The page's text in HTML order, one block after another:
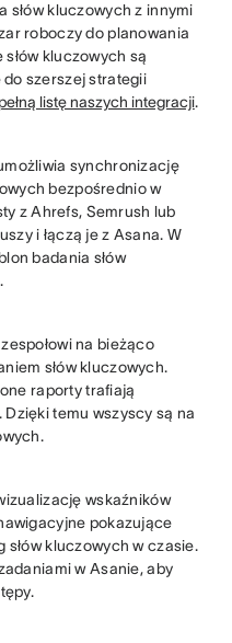
słów kluczowych z innymi
roboczy do planowania
kluczowych są
szerszej strategii
pełną listę naszych integracji.
synchronizację
bezpośrednio w
z Ahrefs, Semrush lub
i łączą je z Asana. W
badania słów
na bieżąco
słów kluczowych.
raporty trafiają
Dzięki temu wszyscy są na
wskaźników
pokazujące
słów kluczowych w czasie.
w Asanie, aby